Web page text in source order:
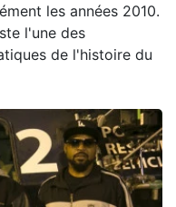
les années 2010.
l'une des
de l'histoire du